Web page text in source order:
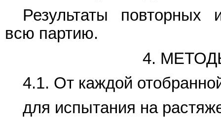
Результаты повторных
всю партию.
4.
4.1. От каждой
для испытания на